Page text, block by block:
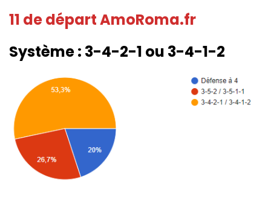
11 de départ AmoRoma.fr
Système : 3-4-2-1 ou 3-4-1-2